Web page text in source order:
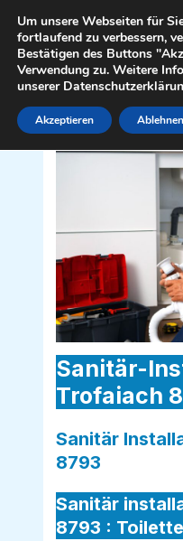
Inhalt
springen
Sanitär
Sanitär-
Trofaiach
Sanitär
8793
Sanitär
8793 :
Um unsere Webseiten für
fortlaufend zu verbessern,
Bestätigen des Buttons
Verwendung zu. Weitere
unserer
Akzeptieren Ablehnen